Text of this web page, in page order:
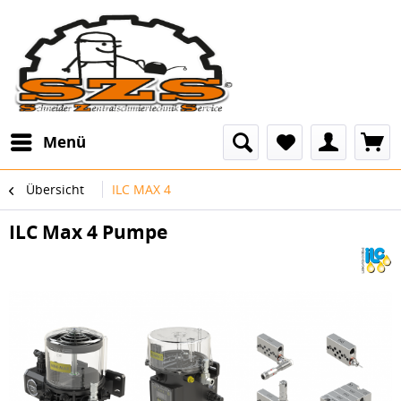
Menü
Übersicht ILC MAX 4
ILC Max 4 Pumpe